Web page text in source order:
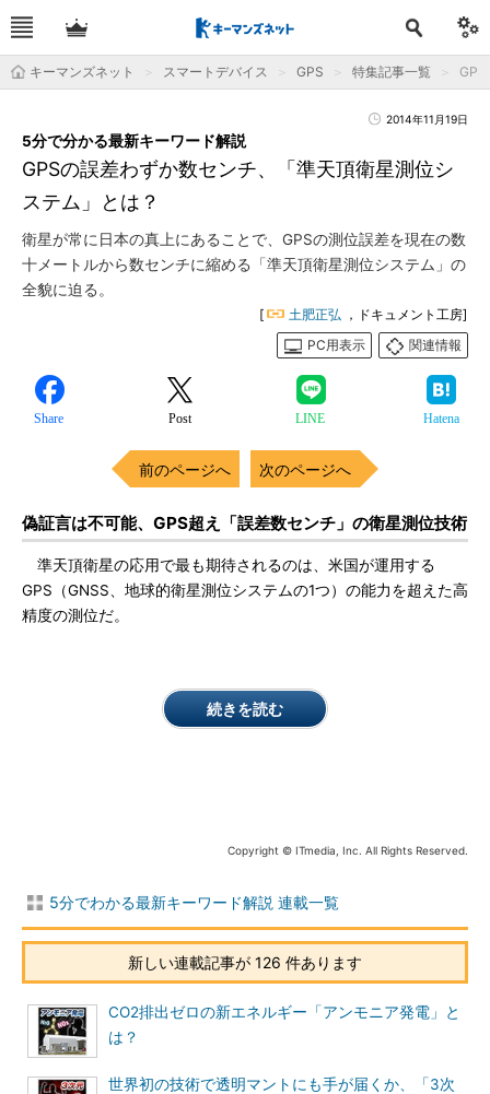
キーマンズネット スマートデバイス GPS 特集記事一覧
2014年11月19日
GPSの誤差わずか数センチ、「準天頂衛星測位シ
ステム」とは？
5分で分かる最新キーワード解説
衛星が常に日本の真上にあることで、GPSの測位誤差を現在の数
十メートルから数センチに縮める「準天頂衛星測位システム」の
全貌に迫る。
[ 土肥正弘 ，ドキュメント工房]
PC用表示
関連情報
Share Post LINE Hatena
前のページへ 次のページへ
偽証言は不可能、GPS超え「誤差数センチ」の衛星測位技術
準天頂衛星の応用で最も期待されるのは、米国が運用する
GPS（GNSS、地球的衛星測位システムの1つ）の能力を超えた高
精度の測位だ。
続きを読む
Copyright © ITmedia, Inc. All Rights Reserved.
5分でわかる最新キーワード解説 連載一覧
新しい連載記事が 126 件あります
CO2排出ゼロの新エネルギー「アンモニア発電」と
は？
世界初の技術で透明マントにも手が届くか、「3次